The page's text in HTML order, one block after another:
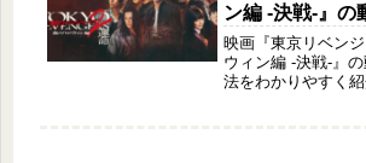
ン編 -決戦-』の
る？
映画『東京リベン
ウィン編 -決戦-』
法をわかりやすく紹